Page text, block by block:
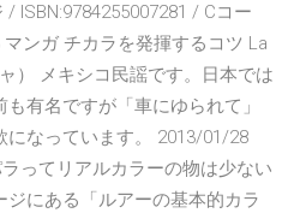
ISBN:9784255007281 / Cコー
ンガ チカラを発揮するコツ La
） メキシコ民謡です。日本では
有名ですが「車にゆられて」
になっています。 2013/01/28
ってリアルカラーの物は少ない
にある「ルアーの基本的カラ